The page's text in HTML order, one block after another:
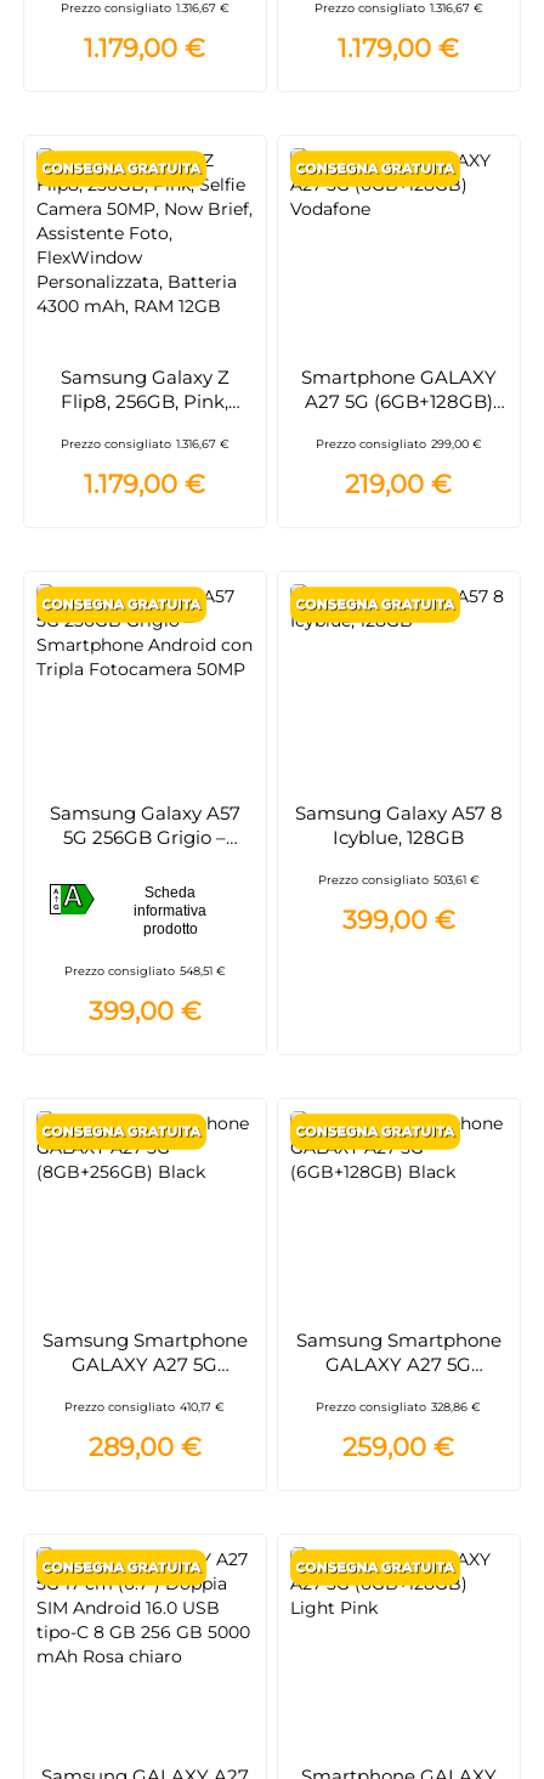
Now Brief, Assistente
Foto, FlexWindow
Personalizzata, Batteria
Prezzo consigliato 1.316,67 €
1.179,00 €
Now Brief, Assistente
Foto, FlexWindow
Personalizzata, Batteria
Prezzo consigliato 1.316,67 €
1.179,00 €
Samsung Galaxy Z
Flip8, 256GB, Pink,
Now Brief, Assistente
Foto, FlexWindow
Personalizzata, Batteria
Prezzo consigliato 1.316,67 €
1.179,00 €
Smartphone GALAXY
A27 5G (6GB+128GB)
Prezzo consigliato 299,00 €
219,00 €
Samsung Galaxy A57
5G 256GB Grigio –
con Tripla Fotocamera
50MP
A
G A
Scheda
informativa
prodotto
Prezzo consigliato 548,51 €
399,00 €
Samsung Galaxy A57 8
Icyblue, 128GB
Prezzo consigliato 503,61 €
399,00 €
Samsung Smartphone
GALAXY A27 5G
Prezzo consigliato 410,17 €
289,00 €
Samsung Smartphone
GALAXY A27 5G
Prezzo consigliato 328,86 €
259,00 €